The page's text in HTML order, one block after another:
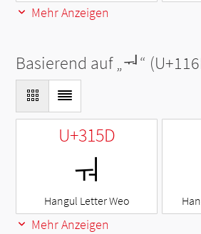
Mehr Anzeigen
Basierend auf „ᅯ“
U+315D
ㅝ
Hangul Letter Weo
Mehr Anzeigen